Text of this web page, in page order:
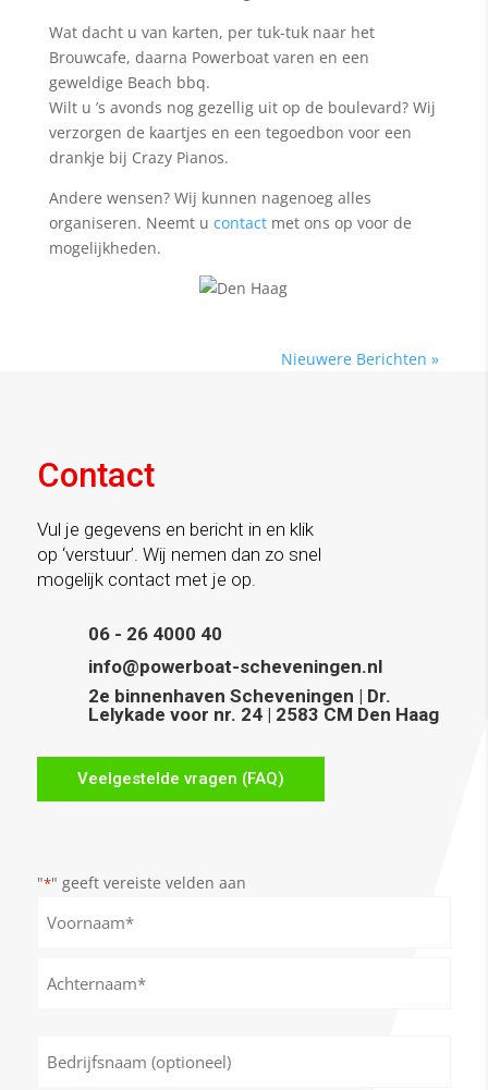
Wat dacht u van karten, per tuk-tuk naar het
Brouwcafe, daarna Powerboat varen en een
geweldige Beach bbq.
Wilt u ’s avonds nog gezellig uit op de boulevard? Wij
verzorgen de kaartjes en een tegoedbon voor een
drankje bij Crazy Pianos.
Andere wensen? Wij kunnen nagenoeg alles
organiseren. Neemt u contactmet ons op voor de
mogelijkheden.
Nieuwere Berichten »
Contact
Vul je gegevens en bericht in en klik
op ‘verstuur’. Wij nemen dan zo snel
mogelijk contact met je op.
06 - 26 4000 40
info@powerboat-scheveningen.nl
2e binnenhaven Scheveningen | Dr.
Lelykade voor nr. 24 | 2583 CM Den Haag
Veelgestelde vragen (FAQ)
"*" geeft vereiste velden aan
(optioneel)